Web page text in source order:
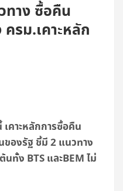
าง ซื้อคืน
รม.เคาะหลัก
คาะหลักการซื้อคืน
องรัฐ ชี้มี 2 แนวทาง
นทั้ง BTS และBEM ไม่